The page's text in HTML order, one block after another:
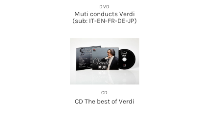
DVD
Muti conducts Verdi
(sub: IT-EN-FR-DE-JP)
CD
CD The best of Verdi